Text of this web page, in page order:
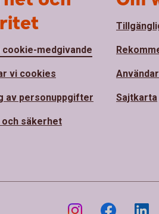
cookie-medgivande
vi cookies
av personuppgifter
och säkerhet
Sajtkarta